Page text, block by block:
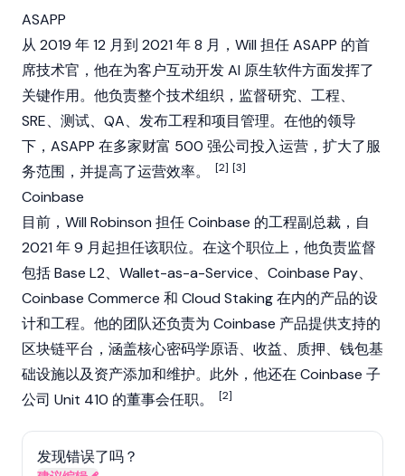
ASAPP
从 2019 年 12 月到 2021 年 8 月，Will 担任 ASAPP 的首
席技术官，他在为客户互动开发 AI 原生软件方面发挥了
关键作用。他负责整个技术组织，监督研究、工程、
SRE、测试、QA、发布工程和项目管理。在他的领导
下，ASAPP 在多家财富 500 强公司投入运营，扩大了服
务范围，并提高了运营效率。
[2] [3]
Coinbase
目前，Will Robinson 担任Coinbase 的工程副总裁，自
2021 年 9 月起担任该职位。在这个职位上，他负责监督
包括Base L2、Wallet-as-a-Service、Coinbase Pay、
Coinbase Commerce 和 Cloud Staking 在内的产品的设
计和工程。他的团队还负责为 Coinbase 产品提供支持的
区块链平台，涵盖核心密码学原语、收益、 质押、钱包基
础设施以及资产添加和维护。此外，他还在 Coinbase 子
公司 Unit 410 的董事会任职。
[2]
发现错误了吗？